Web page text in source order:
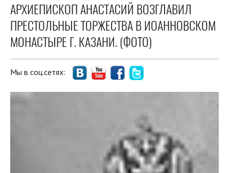
АРХИЕПИСКОП АНАСТАСИЙ ВОЗГЛАВИЛ
ПРЕСТОЛЬНЫЕ ТОРЖЕСТВА В ИОАННОВСКОМ
МОНАСТЫРЕ Г. КАЗАНИ. (ФОТО)
Мы в соц.сетях: